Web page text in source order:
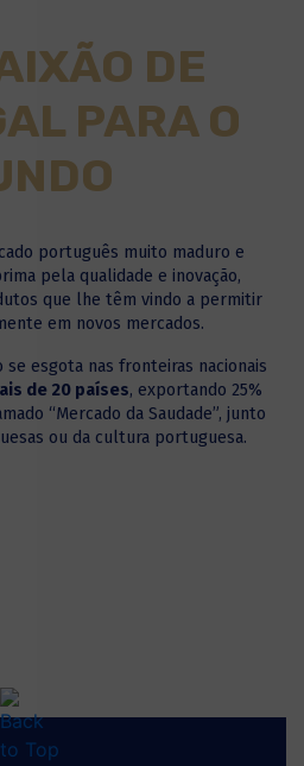
DE
PARA O
português muito maduro e
pela qualidade e inovação,
que lhe têm vindo a permitir
em novos mercados.
se esgota nas fronteiras nacionais
de 20 países, exportando 25%
“Mercado da Saudade”, junto
ou da cultura portuguesa.